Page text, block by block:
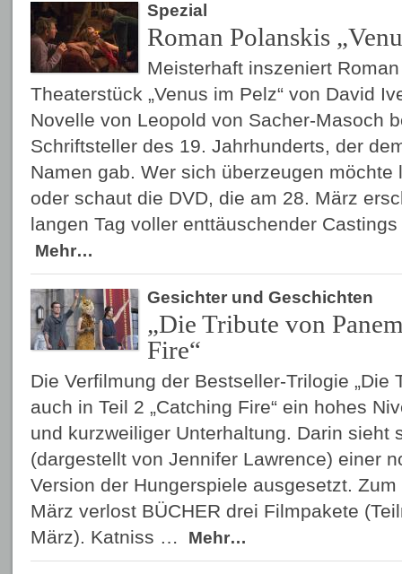
Spezial
Roman Polanskis
Meisterhaft inszeniert
Theaterstück „Venus im Pelz“ von David
Novelle von Leopold von Sacher-Masoch
Schriftsteller des 19. Jahrhunderts, der
Namen gab. Wer sich überzeugen möchte
oder schaut die DVD, die am 28. März
langen Tag voller enttäuschender
Mehr…
Gesichter und Geschichten
„Die Tribute von
Fire“
Die Verfilmung der Bestseller-Trilogie „Die
auch in Teil 2 „Catching Fire“ ein hohes
und kurzweiliger Unterhaltung. Darin sieht
(dargestellt von Jennifer Lawrence) einer
Version der Hungerspiele ausgesetzt.
März verlost BÜCHER drei Filmpakete
März). Katniss …
Mehr…